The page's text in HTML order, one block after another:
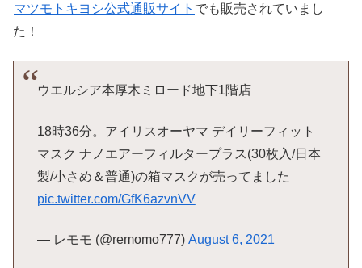
マツモトキヨシ公式通販サイト でも販売されていまし
た！
ウエルシア本厚木ミロード地下1階店
18時36分。アイリスオーヤマ デイリーフィット
マスク ナノエアーフィルタープラス(30枚入/日本
製/小さめ＆普通)の箱マスクが売ってました
pic.twitter.com/GfK6azvnVV
— レモモ (@remomo777) August 6, 2021